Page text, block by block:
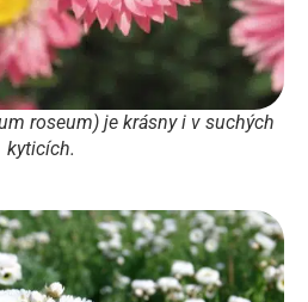
roseum) je krásny i v suchých
kyticích.